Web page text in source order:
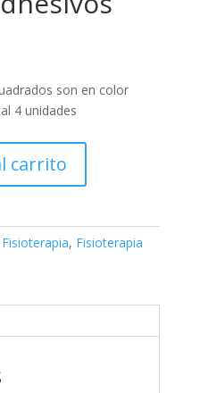
son en color
4 unidades
carrito
, Fisioterapia